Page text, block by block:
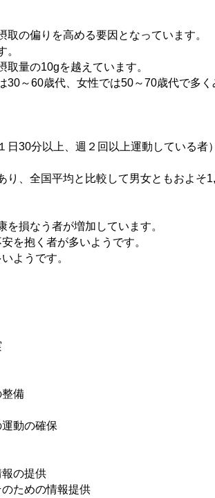
の偏りを高める要因となっています。
量の10gを越えています。
～60歳代、女性では50～70歳代で多
30分以上、週２回以上運動している者
、全国平均と比較して男女ともおよそ
損なう者が増加しています。
を抱く者が多いようです。
ようです。
備
動の確保
の提供
ための情報提供